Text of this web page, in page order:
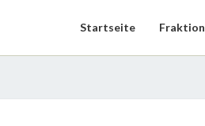
Startseite Fraktion